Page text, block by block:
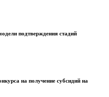
подтверждения стадий
на получение субсидий на